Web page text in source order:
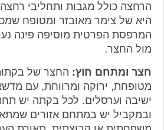
הרחצה כולל מגבות ותחליבי
היא של צימר מאובזר ומטופח
המרפסת הפרטית מוסיפה פינה
מול החצר.
חצר ומתחם חוץ: החצר של
מטופחת, ירוקה ומרווחת, עם
ישיבה וערסלים. לכל בקתה יש
ובמקביל יש במתחם אזורים